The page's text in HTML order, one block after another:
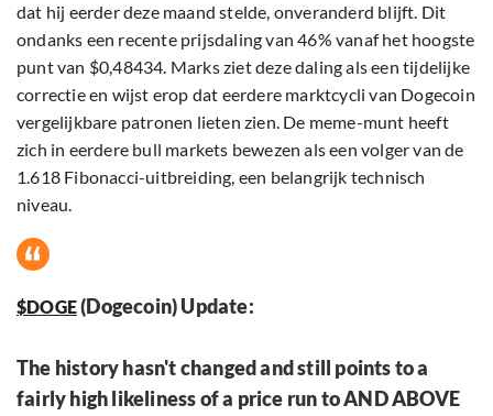
dat hij eerder deze maand stelde, onveranderd blijft. Dit
ondanks een recente prijsdaling van 46% vanaf het hoogste
punt van $0,48434. Marks ziet deze daling als een tijdelijke
correctie en wijst erop dat eerdere marktcycli van Dogecoin
vergelijkbare patronen lieten zien. De meme-munt heeft
zich in eerdere bull markets bewezen als een volger van de
1.618 Fibonacci-uitbreiding, een belangrijk technisch
niveau.
$DOGE(Dogecoin) Update:
The history hasn't changed and still points to a
fairly high likeliness of a price run to AND ABOVE